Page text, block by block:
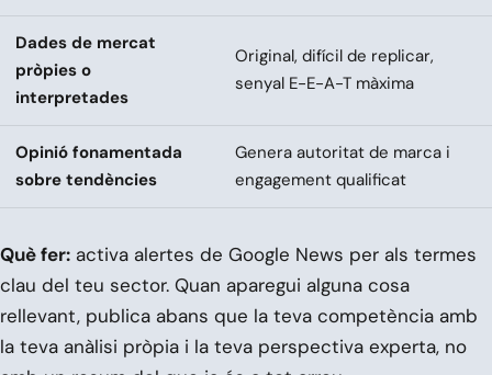
Dades de mercat
pròpies o
interpretades
Original, difícil de replicar,
senyal E-E-A-T màxima
Opinió fonamentada
sobre tendències
Genera autoritat de marca i
engagement qualificat
Què fer: activa alertes de Google News per als termes
clau del teu sector. Quan aparegui alguna cosa
rellevant, publica abans que la teva competència amb
la teva anàlisi pròpia i la teva perspectiva experta, no